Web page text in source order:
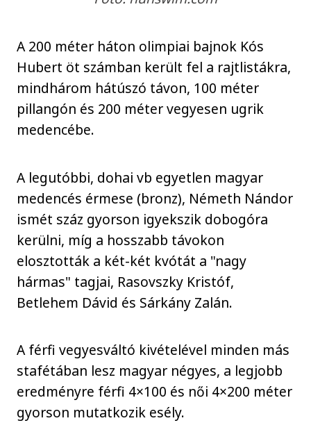
A 200 méter háton olimpiai bajnok Kós
Hubert öt számban került fel a rajtlistákra,
mindhárom hátúszó távon, 100 méter
pillangón és 200 méter vegyesen ugrik
medencébe.
A legutóbbi, dohai vb egyetlen magyar
medencés érmese (bronz), Németh Nándor
ismét száz gyorson igyekszik dobogóra
kerülni, míg a hosszabb távokon
elosztották a két-két kvótát a "nagy
hármas" tagjai, Rasovszky Kristóf,
Betlehem Dávid és Sárkány Zalán.
A férfi vegyesváltó kivételével minden más
stafétában lesz magyar négyes, a legjobb
eredményre férfi 4×100 és női 4×200 méter
gyorson mutatkozik esély.